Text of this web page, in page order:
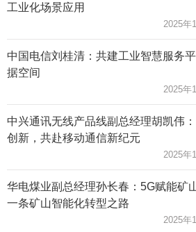
工业化场景应用
2025年
中国电信刘桂清：共建工业智慧服务
据空间
2025年
中兴通讯无线产品线副总经理胡凯伟
创新，共赴移动通信新纪元
2025年
华电煤业副总经理孙长春：5G赋能矿
一条矿山智能化转型之路
2025年